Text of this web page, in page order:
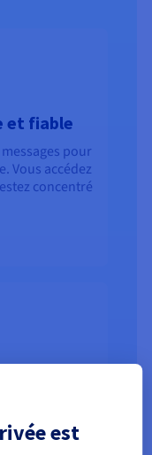
et fiable
pour
Vous accédez
concentré
ou en
messagerie
est